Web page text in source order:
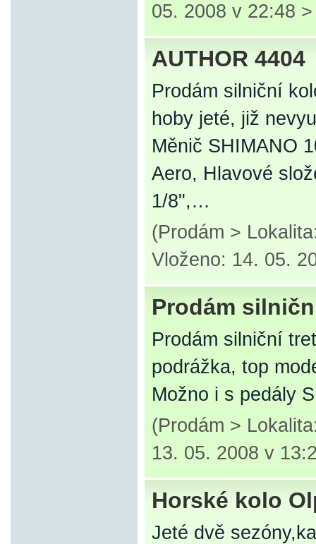
05. 2008 v 22:48
AUTHOR 4404
Prodám silniční
hoby jeté, již
Měnič SHIMANO
Aero, Hlavové
1/8",…
(Prodám >
Vloženo: 14. 05.
Prodám
Prodám silniční
podrážka, top
Možno i s pedály
(Prodám >
13. 05. 2008 v
Horské kolo
Jeté dvě